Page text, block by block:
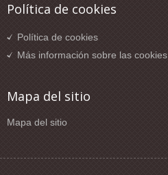
Política de cookies
Política de cookies
Más información sobre las cookies
Mapa del sitio
Mapa del sitio